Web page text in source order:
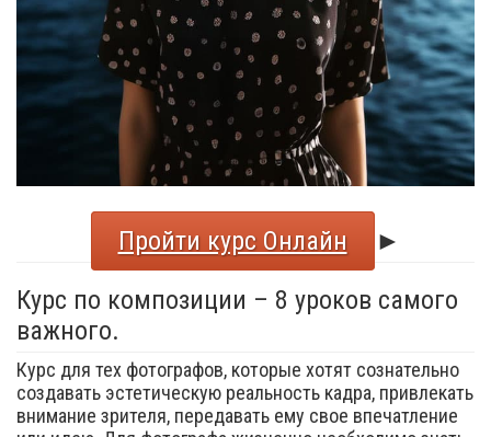
Пройти курс Онлайн
►
Курс по композиции – 8 уроков самого
важного.
Курс для тех фотографов, которые хотят сознательно
создавать эстетическую реальность кадра, привлекать
внимание зрителя, передавать ему свое впечатление